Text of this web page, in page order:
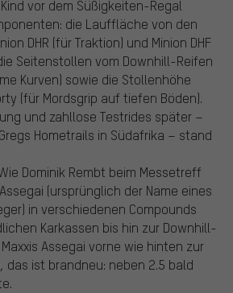
vor dem Süßigkeiten-Regal
die Lauffläche von den
DHR (für Traktion) und Minion DHF
Seitenstollen vom Downhill-Reifen
Kurven) sowie die Stollenhöhe
(für Mordsgrip auf tiefen Böden).
und zahllose Testrides später –
Hometrails in Südafrika – stand
Dominik Rembt beim Messetreff
(ursprünglich der Name eines
in verschiedenen Compounds
Karkassen bis hin zur Downhill-
Assegai vorne wie hinten zur
das ist brandneu: neben 2.5 bald